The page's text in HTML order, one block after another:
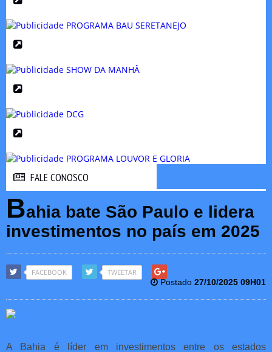
FALE CONOSCO
Bahia bate São Paulo e lidera
investimentos no país em 2025
FACEBOOK TWEETAR
Postado 27/10/2025 09H01
A Bahia é líder em investimentos entre os estados